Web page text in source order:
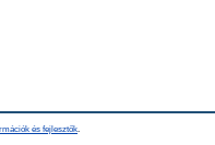
és fejlesztők